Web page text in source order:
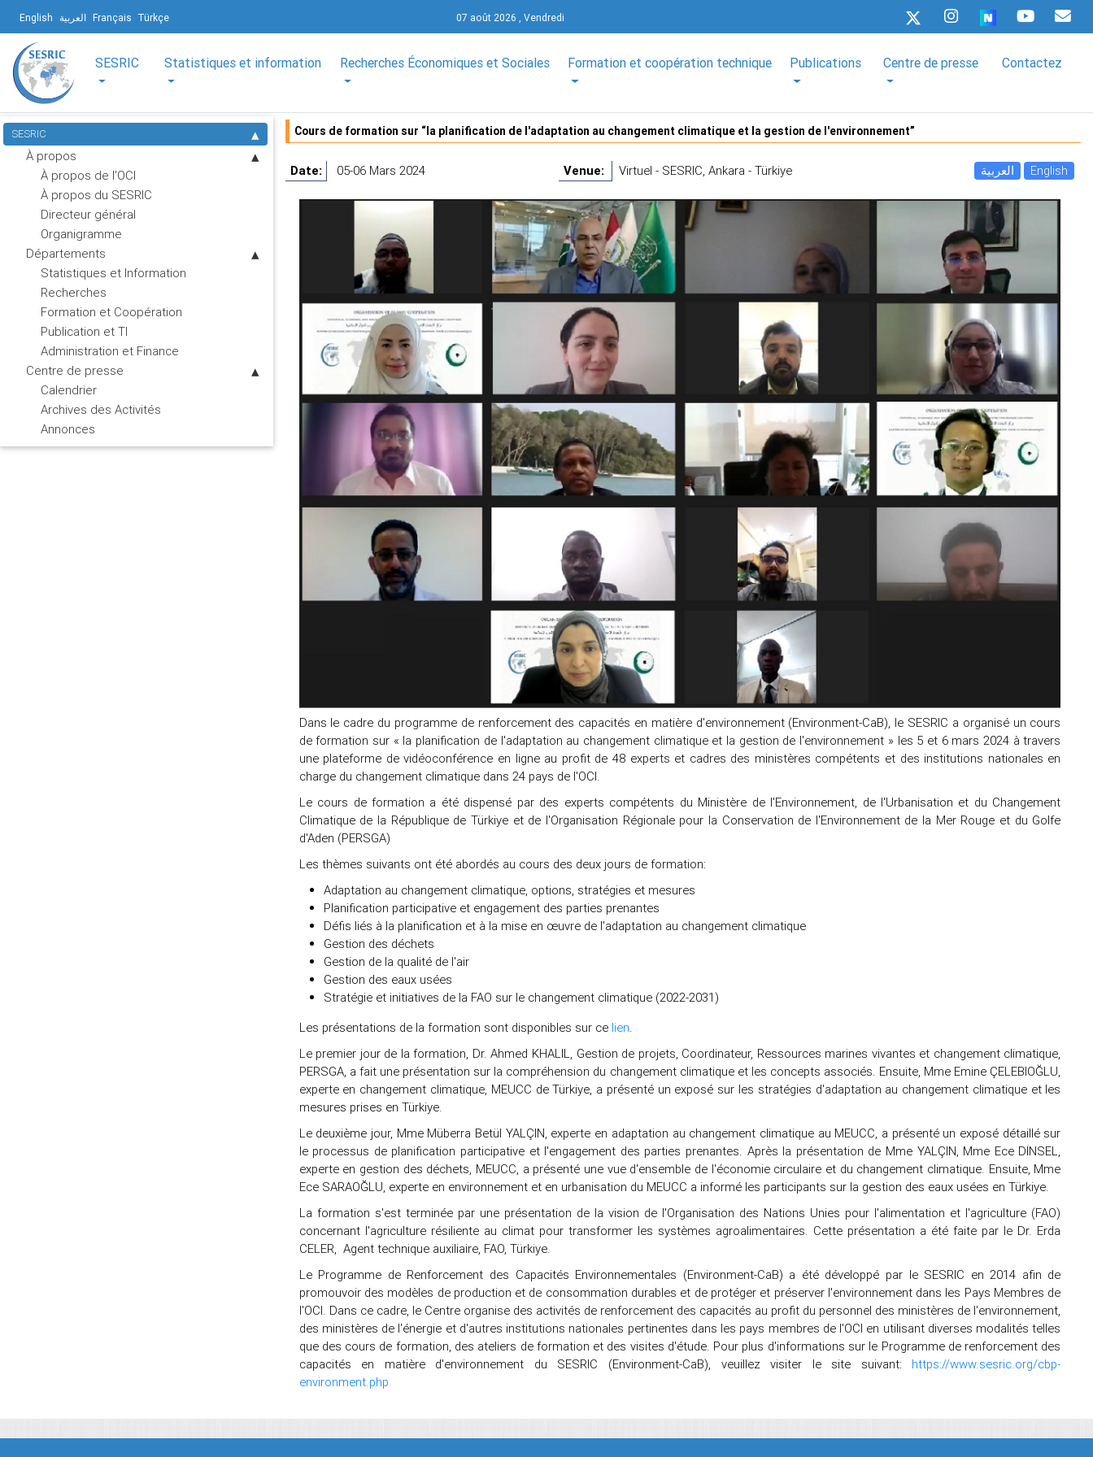
English العربية Français Türkçe 07 août 2026 , Vendredi
SESRIC Statistiques et information Recherches Économiques et Sociales Formation et coopération technique Publications Centre de presse Contactez
SESRIC
À propos
À propos de l'OCI
À propos du SESRIC
Directeur général
Organigramme
Départements
Statistiques et Information
Recherches
Formation et Coopération
Publication et TI
Administration et Finance
Centre de presse
Calendrier
Archives des Activités
Annonces
Cours de formation sur “la planification de l'adaptation au changement climatique et la gestion de l'environnement”
Date: 05-06 Mars 2024 Venue: Virtuel - SESRIC, Ankara - Türkiye العربية English
Dans le cadre du programme de renforcement des capacités en matière d'environnement (Environment-CaB), le SESRIC a organisé un cours
de formation sur « la planification de l'adaptation au changement climatique et la gestion de l'environnement » les 5 et 6 mars 2024 à travers
une plateforme de vidéoconférence en ligne au profit de 48 experts et cadres des ministères compétents et des institutions nationales en
charge du changement climatique dans 24 pays de l'OCI.
Le cours de formation a été dispensé par des experts compétents du Ministère de l'Environnement, de l'Urbanisation et du Changement
Climatique de la République de Türkiye et de l'Organisation Régionale pour la Conservation de l'Environnement de la Mer Rouge et du Golfe
d'Aden (PERSGA)
Les thèmes suivants ont été abordés au cours des deux jours de formation:
Adaptation au changement climatique, options, stratégies et mesures
Planification participative et engagement des parties prenantes
Défis liés à la planification et à la mise en œuvre de l'adaptation au changement climatique
Gestion des déchets
Gestion de la qualité de l'air
Gestion des eaux usées
Stratégie et initiatives de la FAO sur le changement climatique (2022-2031)
Les présentations de la formation sont disponibles sur ce lien.
Le premier jour de la formation, Dr. Ahmed KHALIL, Gestion de projets, Coordinateur, Ressources marines vivantes et changement climatique,
PERSGA, a fait une présentation sur la compréhension du changement climatique et les concepts associés. Ensuite, Mme Emine ÇELEBIOĞLU,
experte en changement climatique, MEUCC de Türkiye, a présenté un exposé sur les stratégies d'adaptation au changement climatique et les
mesures prises en Türkiye.
Le deuxième jour, Mme Müberra Betül YALÇIN, experte en adaptation au changement climatique au MEUCC, a présenté un exposé détaillé sur
le processus de planification participative et l'engagement des parties prenantes. Après la présentation de Mme YALÇIN, Mme Ece DİNSEL,
experte en gestion des déchets, MEUCC, a présenté une vue d'ensemble de l'économie circulaire et du changement climatique. Ensuite, Mme
Ece SARAOĞLU, experte en environnement et en urbanisation du MEUCC a informé les participants sur la gestion des eaux usées en Türkiye.
La formation s'est terminée par une présentation de la vision de l'Organisation des Nations Unies pour l'alimentation et l'agriculture (FAO)
concernant l'agriculture résiliente au climat pour transformer les systèmes agroalimentaires. Cette présentation a été faite par le Dr. Erda
CELER, Agent technique auxiliaire, FAO, Türkiye.
Le Programme de Renforcement des Capacités Environnementales (Environment-CaB) a été développé par le SESRIC en 2014 afin de
promouvoir des modèles de production et de consommation durables et de protéger et préserver l'environnement dans les Pays Membres de
l'OCI. Dans ce cadre, le Centre organise des activités de renforcement des capacités au profit du personnel des ministères de l'environnement,
des ministères de l'énergie et d'autres institutions nationales pertinentes dans les pays membres de l'OCI en utilisant diverses modalités telles
que des cours de formation, des ateliers de formation et des visites d'étude. Pour plus d'informations sur le Programme de renforcement des
capacités en matière d'environnement du SESRIC (Environment-CaB), veuillez visiter le site suivant: https://www.sesric.org/cbp-
environment.php